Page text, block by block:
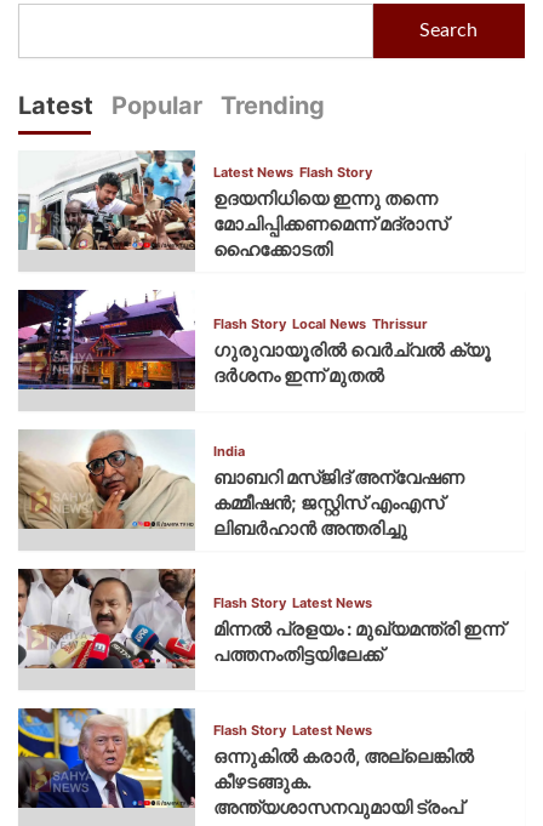
Search
Latest Popular Trending
Latest News Flash Story
ഉദയനിധിയെ ഇന്നു തന്നെ
മോചിപ്പിക്കണമെന്ന് മദ്രാസ്
ഹൈക്കോടതി
Flash Story Local News Thrissur
ഗുരുവായൂരില്‍ വെര്‍ച്വല്‍ ക്യൂ
ദര്‍ശനം ഇന്ന് മുതല്‍
India
ബാബറി മസ്ജിദ് അന്വേഷണ
കമ്മീഷന്‍; ജസ്റ്റിസ് എംഎസ്
ലിബര്‍ഹാന്‍ അന്തരിച്ചു
Flash Story Latest News
മിന്നല്‍ പ്രളയം : മുഖ്യമന്ത്രി ഇന്ന്
പത്തനംതിട്ടയിലേക്ക്
Flash Story Latest News
ഒന്നുകില്‍ കരാര്‍, അല്ലെങ്കില്‍
കീഴടങ്ങുക.
അന്ത്യശാസനവുമായി ട്രംപ്